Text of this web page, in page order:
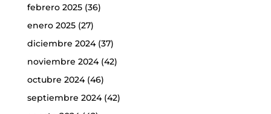
febrero 2025(36)
enero 2025(27)
diciembre 2024(37)
noviembre 2024(42)
octubre 2024(46)
septiembre 2024(42)